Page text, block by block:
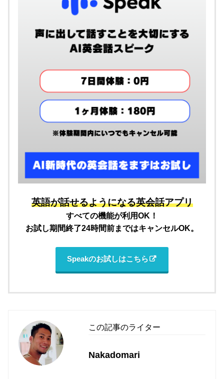
英語が話せるようになる英会話アプリ
すべての機能が利用OK！
お試し期間終了24時間前まではキャンセルOK。
Speakのお試しはこちら
この記事のライター
Nakadomari